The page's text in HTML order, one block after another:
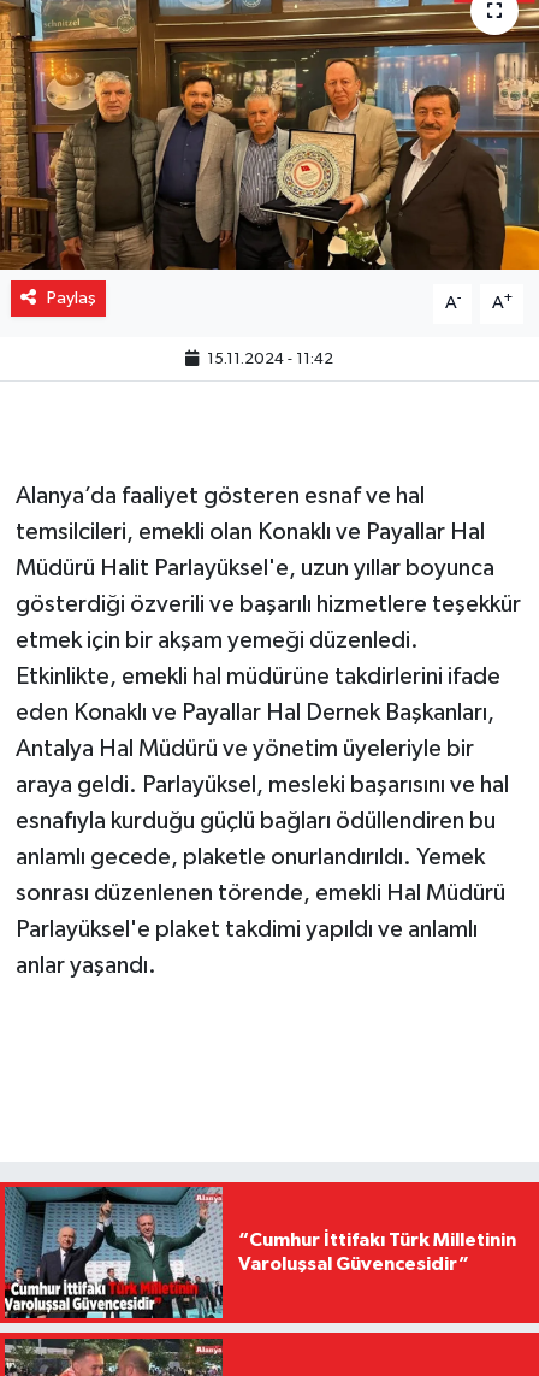
Paylaş A- A+
15.11.2024 - 11:42
Alanya’da faaliyet gösteren esnaf ve hal
temsilcileri, emekli olan Konaklı ve Payallar Hal
Müdürü Halit Parlayüksel'e, uzun yıllar boyunca
gösterdiği özverili ve başarılı hizmetlere teşekkür
etmek için bir akşam yemeği düzenledi.
Etkinlikte, emekli hal müdürüne takdirlerini ifade
eden Konaklı ve Payallar Hal Dernek Başkanları,
Antalya Hal Müdürü ve yönetim üyeleriyle bir
araya geldi. Parlayüksel, mesleki başarısını ve hal
esnafıyla kurduğu güçlü bağları ödüllendiren bu
anlamlı gecede, plaketle onurlandırıldı. Yemek
sonrası düzenlenen törende, emekli Hal Müdürü
Parlayüksel'e plaket takdimi yapıldı ve anlamlı
anlar yaşandı.
“Cumhur İttifakı Türk Milletinin
Varoluşsal Güvencesidir”
Spor
Turizm